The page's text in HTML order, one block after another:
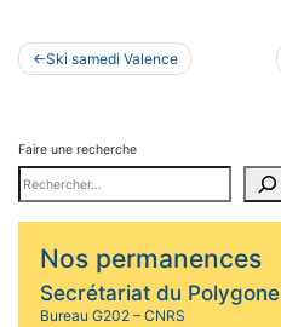
Navigation
de
Ski samedi Valence
Faire une recherche
Nos permanences
Secrétariat du Polygone
Bureau G202 – CNRS